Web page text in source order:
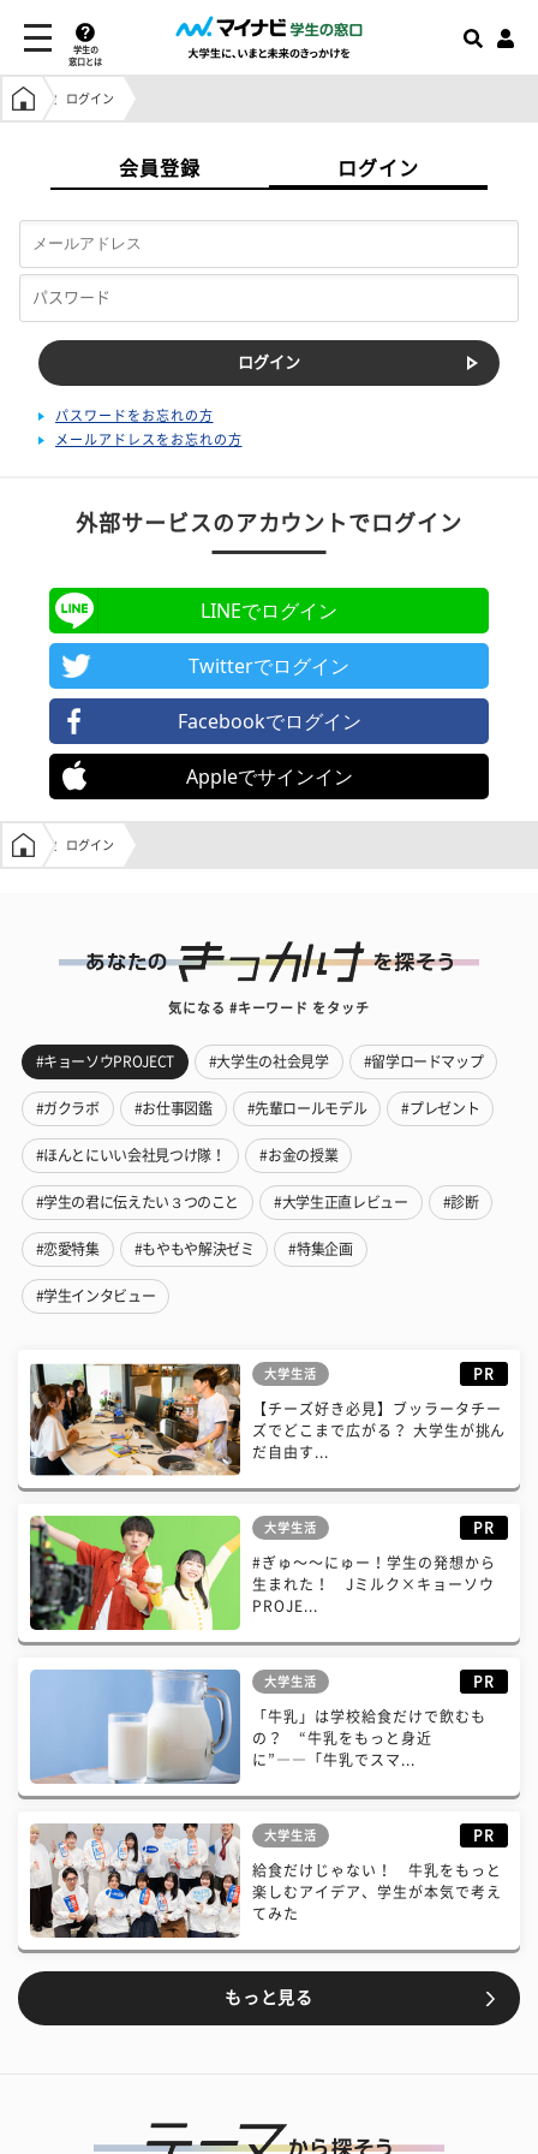
学生の
窓口とは
学生の窓口トップ
ログイン
会員登録 ログイン
パスワードをお忘れの方
メールアドレスをお忘れの方
外部サービスのアカウントでログイン
LINEでログイン
Twitterでログイン
Facebookでログイン
Appleでサインイン
学生の窓口トップ
ログイン
気になる #キーワード をタッチ
#キョーソウPROJECT #大学生の社会見学 #留学ロードマップ
#ガクラボ #お仕事図鑑 #先輩ロールモデル #プレゼント
#ほんとにいい会社見つけ隊！ #お金の授業
#学生の君に伝えたい３つのこと #大学生正直レビュー #診断
#恋愛特集 #もやもや解決ゼミ #特集企画
#学生インタビュー
大学生活 PR
【チーズ好き必見】ブッラータチー
ズでどこまで広がる？ 大学生が挑ん
だ自由す...
大学生活 PR
#ぎゅ〜〜にゅー！学生の発想から
生まれた！ Jミルク×キョーソウ
PROJE...
大学生活 PR
「牛乳」は学校給食だけで飲むも
の？ “牛乳をもっと身近
に”――「牛乳でスマ...
大学生活 PR
給食だけじゃない！ 牛乳をもっと
楽しむアイデア、学生が本気で考え
てみた
もっと見る